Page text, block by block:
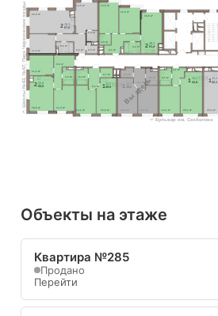
18,8 м²
12,3 м²
9,1 м²
13,8 м²
4,4 м²
3,0 м²
2 26,1
61,4
14,9 м²
2,8 м²
22,8 м²
11,4 м² 2,5 м²
4,2 м²
8,4 м²
2 26,3
67,0
9,6 м²
18,6 м² 11,2 м²
11,2 м²
4,4 м²
2 22,4
12,2 м²
4,4 м²
2,7 м²
5,1 м²
15,5 м²
1 12,2
39,9
2,5 м²
5,4 м²
15,4 м² 12,1 м²
1
4,1 м²
20,1 м²
13,1 м²
4,5 м²
1 13,1
41,8
20,4 м²
1 13,1
42,1
Вы здесь
Бульвар им. Скобелева
Школы №63, №67, Парк Черезовские пруды
Объекты на этаже
Квартира №285
Продано
Перейти